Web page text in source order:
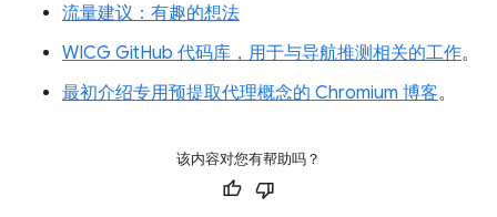
流量建议：有趣的想法
WICG GitHub 代码库，用于与导航推测相关的工作。
最初介绍专用预提取代理概念的 Chromium 博客。
该内容对您有帮助吗？